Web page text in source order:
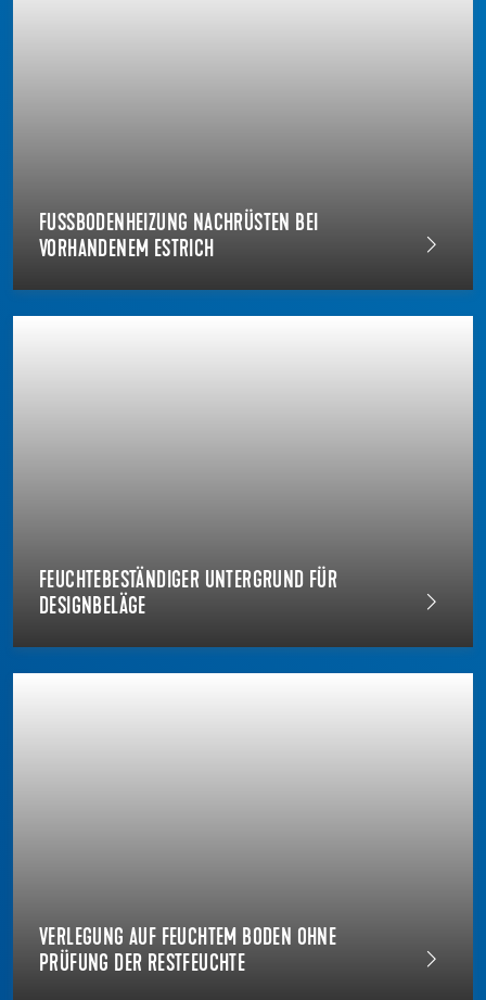
FUSSBODENHEIZUNG NACHRÜSTEN BEI V
ORHANDENEM ESTRICH
FEUCHTEBESTÄNDIGER UNTERGRUND FÜR
DESIGNBELÄGE
VERLEGUNG AUF FEUCHTEM BODEN OHNE
PRÜFUNG DER RESTFEUCHTE